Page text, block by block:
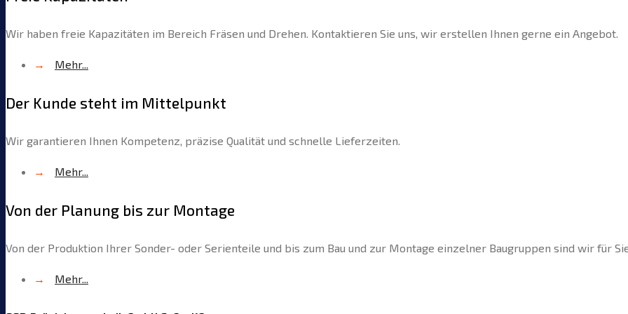
Wir haben freie Kapazitäten im Bereich Fräsen und Drehen. Kontaktieren Sie uns, wir erstellen Ihnen gerne ein Angebot.
→ Mehr...
Der Kunde steht im Mittelpunkt
Wir garantieren Ihnen Kompetenz, präzise Qualität und schnelle Lieferzeiten.
→ Mehr...
Von der Planung bis zur Montage
Von der Produktion Ihrer Sonder- oder Serienteile und bis zum Bau und zur Montage einzelner Baugruppen sind wir für
→ Mehr...